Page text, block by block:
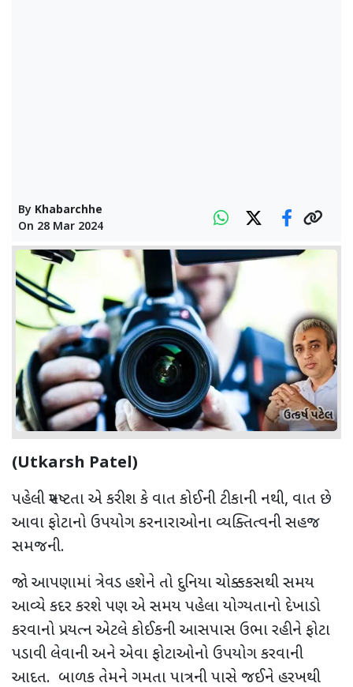
By Khabarchhe
On 28 Mar 2024
(Utkarsh Patel)
પહેલી સ્પષ્ટતા એ કરીશ કે વાત કોઈની ટીકાની નથી, વાત છે
આવા ફોટાનો ઉપયોગ કરનારાઓના વ્યક્તિત્વની સહજ
સમજની.
જો આપણામાં ત્રેવડ હશેને તો દુનિયા ચોક્કકસથી સમય
આવ્યે કદર કરશે પણ એ સમય પહેલા યોગ્યતાનો દેખાડો
કરવાનો પ્રયત્ન એટલે કોઈકની આસપાસ ઉભા રહીને ફોટા
પડાવી લેવાની અને એવા ફોટાઓનો ઉપયોગ કરવાની
આદત. બાળક તેમને ગમતા પાત્રની પાસે જઈને હરખથી